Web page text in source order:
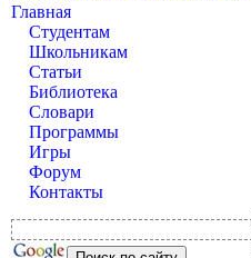
Главная
Студентам
Школьникам
Статьи
Библиотека
Словари
Программы
Игры
Форум
Контакты